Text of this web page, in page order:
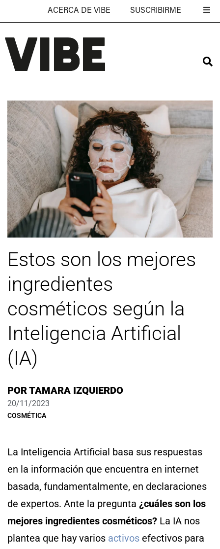
ACERCA DE VIBE SUSCRIBIRME
Estos son los mejores
ingredientes
cosméticos según la
Inteligencia Artificial
(IA)
PORTAMARA IZQUIERDO
20/11/2023
COSMÉTICA
La Inteligencia Artificial basa sus respuestas
en la información que encuentra en internet
basada, fundamentalmente, en declaraciones
de expertos. Ante la pregunta ¿cuáles son los
mejores ingredientes cosméticos? La IA nos
plantea que hay varios activos efectivos para